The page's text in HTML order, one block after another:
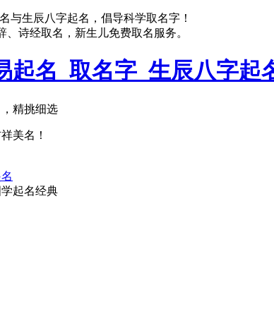
与生辰八字起名，倡导科学取名字！
、诗经取名，新生儿免费取名服务。
精挑细选
美名！
起名经典